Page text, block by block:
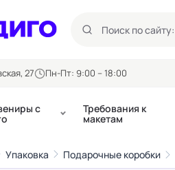
27 Пн-Пт: 9:00 – 18:00
с Требования к
макетам
Упаковка Подарочные коробки